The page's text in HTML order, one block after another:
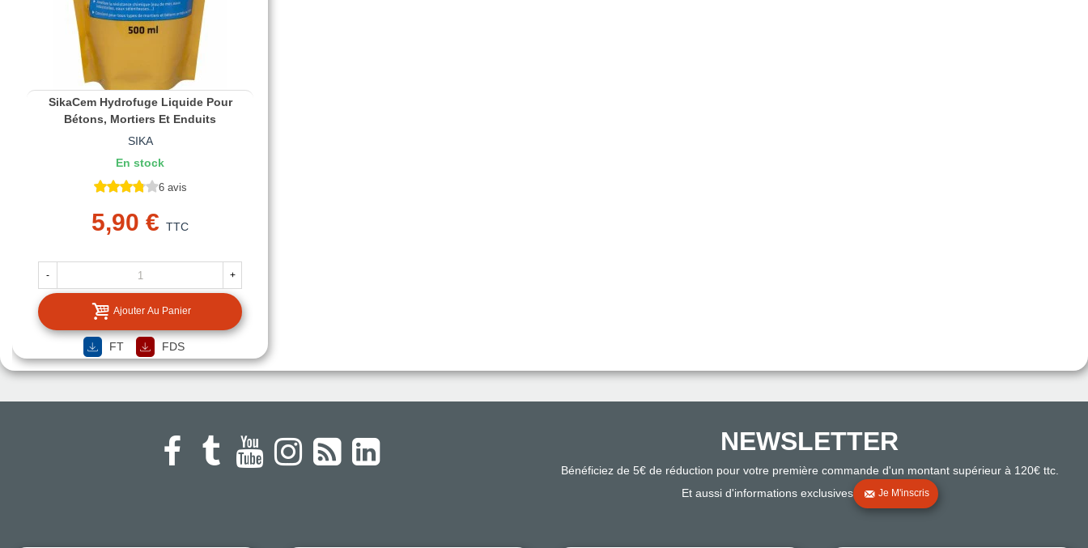
SikaCem Hydrofuge Liquide Pour
Bétons, Mortiers Et Enduits
SIKA
En stock
6 avis
5,90 € TTC
- +
Ajouter Au Panier
FT FDS
NEWSLETTER
Bénéficiez de 5€ de réduction pour votre première commande d'un montant supérieur à 120€ ttc.
Et aussi d'informations exclusives
Je M'inscris